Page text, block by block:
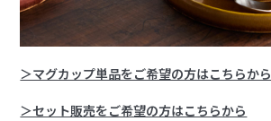
＞マグカップ単品をご希望の方はこちらから
＞セット販売をご希望の方はこちらから